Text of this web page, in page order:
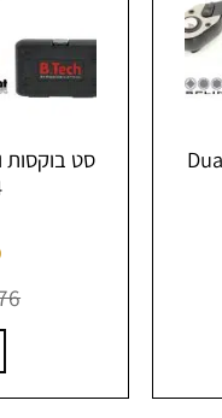
סט בוקסות ואביזרים 25 חלקים "Dual